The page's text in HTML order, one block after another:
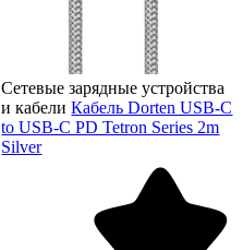
Сетевые зарядные устройства
и кабели Кабель Dorten USB-C
to USB-C PD Tetron Series 2m
Silver